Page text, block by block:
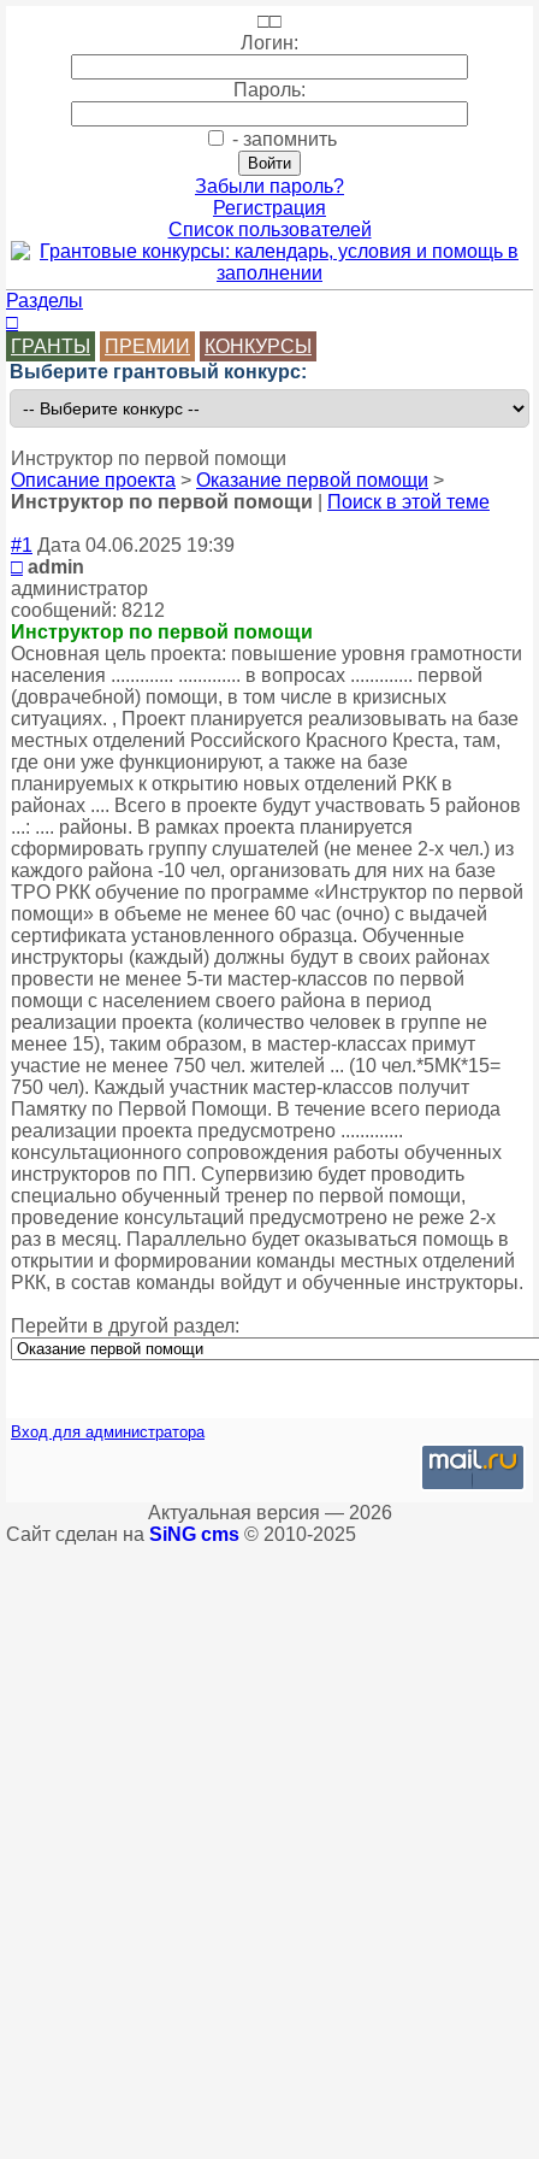
□□
Логин:
Пароль:
- запомнить
Забыли пароль?
Регистрация
Список пользователей
Разделы
□
ГРАНТЫ
ПРЕМИИ
КОНКУРСЫ
Выберите грантовый конкурс:
Инструктор по первой помощи
Описание проекта > Оказание первой помощи >
Инструктор по первой помощи
Поиск в этой теме
#1 Дата 04.06.2025 19:39
□ admin
администратор
сообщений: 8212
Инструктор по первой помощи
Основная цель проекта: повышение уровня грамотности
населения ............. ............. в вопросах ............. первой
(доврачебной) помощи, в том числе в кризисных
ситуациях. , Проект планируется реализовывать на базе
местных отделений Российского Красного Креста, там,
где они уже функционируют, а также на базе
планируемых к открытию новых отделений РКК в
районах .... Всего в проекте будут участвовать 5 районов
...: .... районы. В рамках проекта планируется
сформировать группу слушателей (не менее 2-х чел.) из
каждого района -10 чел, организовать для них на базе
ТРО РКК обучение по программе «Инструктор по первой
помощи» в объеме не менее 60 час (очно) с выдачей
сертификата установленного образца. Обученные
инструкторы (каждый) должны будут в своих районах
провести не менее 5-ти мастер-классов по первой
помощи с населением своего района в период
реализации проекта (количество человек в группе не
менее 15), таким образом, в мастер-классах примут
участие не менее 750 чел. жителей ... (10 чел.*5МК*15=
750 чел). Каждый участник мастер-классов получит
Памятку по Первой Помощи. В течение всего периода
реализации проекта предусмотрено .............
консультационного сопровождения работы обученных
инструкторов по ПП. Супервизию будет проводить
специально обученный тренер по первой помощи,
проведение консультаций предусмотрено не реже 2-х
раз в месяц. Параллельно будет оказываться помощь в
открытии и формировании команды местных отделений
РКК, в состав команды войдут и обученные инструкторы.
Перейти в другой раздел:
Вход для администратора
Актуальная версия — 2026
Сайт сделан на SiNG cms © 2010-2025